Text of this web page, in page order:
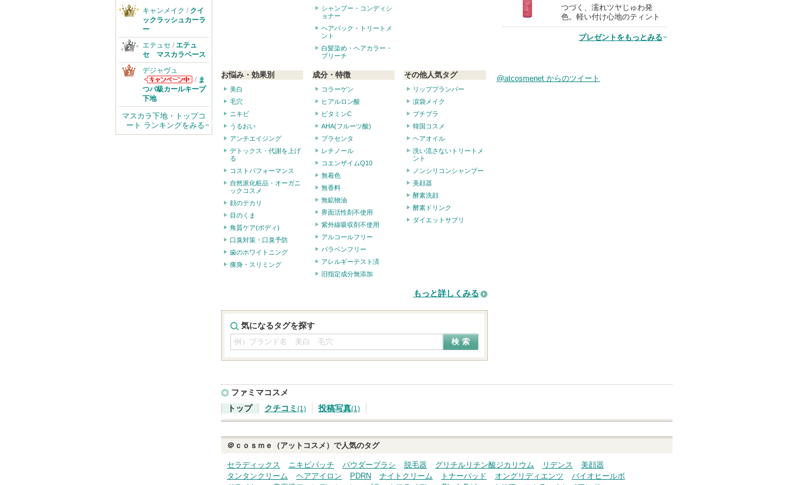
シャンプー・コンディシ
ョナー
ヘアパック・トリートメ
ント
白髪染め・ヘアカラー・
ブリーチ
お悩み・効果別
美白
毛穴
ニキビ
うるおい
アンチエイジング
デトックス・代謝を上げ
る
コストパフォーマンス
自然派化粧品・オーガニ
ックコスメ
顔のテカリ
目のくま
角質ケア(ボディ)
口臭対策・口臭予防
歯のホワイトニング
痩身・スリミング
成分・特徴
コラーゲン
ヒアルロン酸
ビタミンC
AHA(フルーツ酸)
プラセンタ
レチノール
コエンザイムQ10
無着色
無香料
無鉱物油
界面活性剤不使用
紫外線吸収剤不使用
アルコールフリー
パラベンフリー
アレルギーテスト済
旧指定成分無添加
その他人気タグ
リッププランパー
涙袋メイク
プチプラ
韓国コスメ
ヘアオイル
洗い流さないトリートメ
ント
ノンシリコンシャンプー
美顔器
酵素洗顔
酵素ドリンク
ダイエットサプリ
もっと詳しくみる
気になるタグを探す
現
品
つづく、濡れツヤじゅわ発
色。軽い付け心地のティント
プレゼントをもっとみる
@atcosmenet からのツイート
ファミマコスメ
トップ
クチコミ (1) 投稿写真(1)
＠ｃｏｓｍｅ（アットコスメ）で人気のタグ
セラディックス ニキビパッチ パウダーブラシ 脱毛器 グリチルリチン酸ジカリウム リデンス
美顔器
タンタンクリーム
ヘアアイロン PDRN ナイトクリーム トナーパッド オングリディエンツ
バイオヒールボ
キャンメイク / クイ
ックラッシュカーラ
ー
エテュセ / エテュ
セ マスカラベース
デジャヴュ
デジャヴュから
のお知らせがあ
ります
/ ま
つパ級カールキープ
下地
マスカラ下地・トップコ
ート ランキングをみる